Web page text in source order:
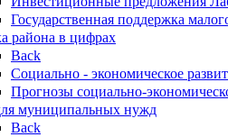
Государственная поддержка
района в цифрах
Back
Социально - экономическое
Прогнозы социально-
муниципальных нужд
Back